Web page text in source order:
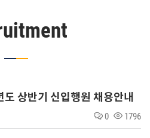
상반기 신입행원 채용안내
0 1796